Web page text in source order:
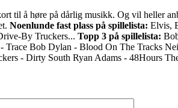
til å høre på dårlig musikk. Og vil heller
Noenlunde fast plass på spillelista: Elvis,
By Truckers... Topp 3 på spillelista:
Trace Bob Dylan - Blood On The Tracks
- Dirty South Ryan Adams - 48Hours